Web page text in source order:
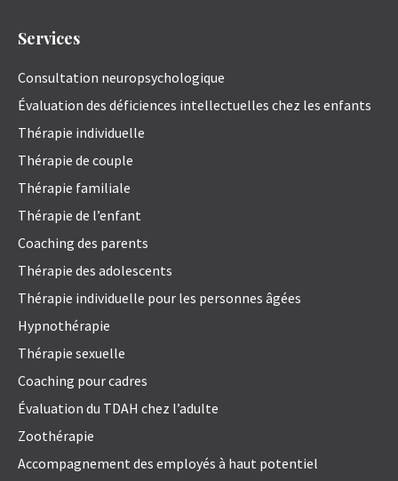
Services
Consultation neuropsychologique
Évaluation des déficiences intellectuelles chez les enfants
Thérapie individuelle
Thérapie de couple
Thérapie familiale
Thérapie de l’enfant
Coaching des parents
Thérapie des adolescents
Thérapie individuelle pour les personnes âgées
Hypnothérapie
Thérapie sexuelle
Coaching pour cadres
Évaluation du TDAH chez l’adulte
Zoothérapie
Accompagnement des employés à haut potentiel